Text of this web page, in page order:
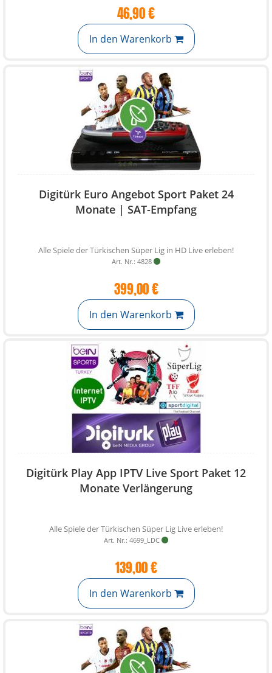
46,90 €
In den Warenkorb
Digitürk Euro Angebot Sport Paket 24
Monate | SAT-Empfang
Alle Spiele der Türkischen Süper Lig in HD Live erleben!
Art. Nr.: 4828
399,00 €
In den Warenkorb
Digitürk Play App IPTV Live Sport Paket 12
Monate Verlängerung
Alle Spiele der Türkischen Süper Lig Live erleben!
Art. Nr.: 4699_LDC
139,00 €
In den Warenkorb